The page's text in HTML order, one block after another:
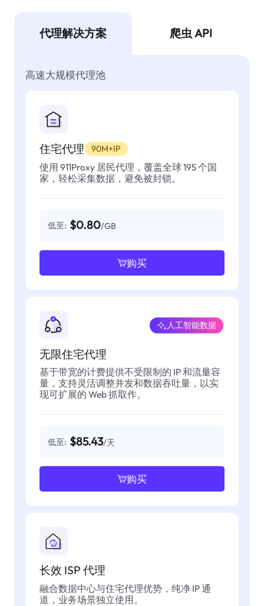
代理解决方案 爬虫 API
高速大规模代理池
住宅代理 90M+IP
使用 911Proxy 居民代理，覆盖全球 195 个国
家，轻松采集数据，避免被封锁。
低至: $0.80/GB
购买
无限住宅代理
人工智能数据
基于带宽的计费提供不受限制的 IP 和流量容
量，支持灵活调整并发和数据吞吐量，以实
现可扩展的 Web 抓取作。
低至: $85.43/天
购买
长效 ISP 代理
融合数据中心与住宅代理优势，纯净 IP 通
道，业务场景独立使用。